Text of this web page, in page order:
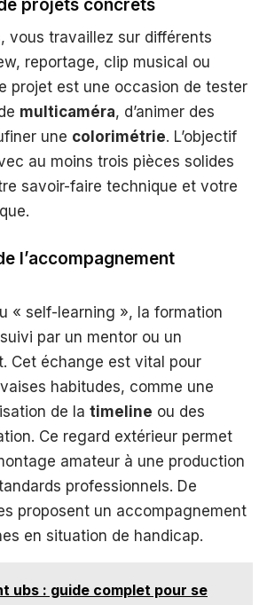
projets concrets
vous travaillez sur différents
reportage, clip musical ou
projet est une occasion de tester
multicaméra, d’animer des
une colorimétrie. L’objectif
au moins trois pièces solides
savoir-faire technique et votre
l’accompagnement
« self-learning », la formation
par un mentor ou un
Cet échange est vital pour
habitudes, comme une
de la timeline ou des
Ce regard extérieur permet
amateur à une production
professionnels. De
proposent un accompagnement
en situation de handicap.
ubs : guide complet pour se